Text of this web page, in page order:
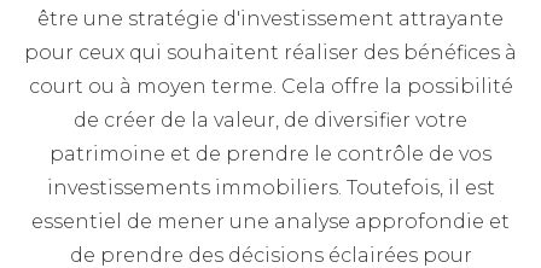
être une stratégie d'investissement attrayante
pour ceux qui souhaitent réaliser des bénéfices à
court ou à moyen terme. Cela offre la possibilité
de créer de la valeur, de diversifier votre
patrimoine et de prendre le contrôle de vos
investissements immobiliers. Toutefois, il est
essentiel de mener une analyse approfondie et
de prendre des décisions éclairées pour